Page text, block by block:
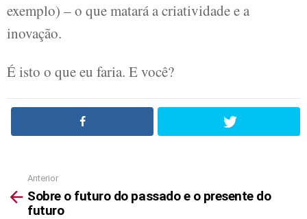
exemplo) – o que matará a criatividade e a
inovação.
É isto o que eu faria. E você?
See
more
Anterior
Sobre o futuro do passado e o presente do
futuro